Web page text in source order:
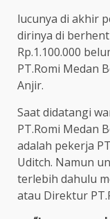
lucunya di akhir
dirinya di
Rp.1.100.000
PT.Romi Medan
Anjir.
Saat didatangi
PT.Romi Medan
adalah pekerja
Uditch. Namun
terlebih dahulu
atau Direktur